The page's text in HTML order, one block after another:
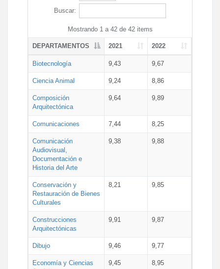
Buscar:
Mostrando 1 a 42 de 42 items
DEPARTAMENTOS 2021 2022
Biotecnología 9,43 9,67
Ciencia Animal 9,24 8,86
Composición
Arquitectónica
9,64 9,89
Comunicaciones 7,44 8,25
Comunicación
Audiovisual,
Documentación e
Historia del Arte
9,38 9,88
Conservación y
Restauración de Bienes
Culturales
8,21 9,85
Construcciones
Arquitectónicas
9,91 9,87
Dibujo 9,46 9,77
Economía y Ciencias
9,45 8,95